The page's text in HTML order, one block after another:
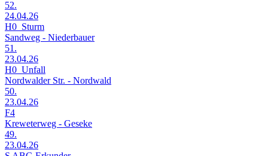
52.
24.04.26
H0_Sturm
Sandweg - Niederbauer
51.
23.04.26
H0_Unfall
Nordwalder Str. - Nordwald
50.
23.04.26
F4
Kreweterweg - Geseke
49.
23.04.26